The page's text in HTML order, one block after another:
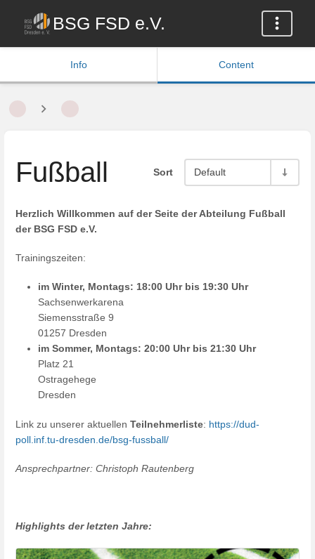
BSG FSD e.V.
Info Content
Fußball Sort Default
Herzlich Willkommen auf der Seite der Abteilung Fußball
der BSG FSD e.V.
Trainingszeiten:
im Winter, Montags: 18:00 Uhr bis 19:30 Uhr
Sachsenwerkarena
Siemensstraße 9
01257 Dresden
im Sommer, Montags: 20:00 Uhr bis 21:30 Uhr
Platz 21
Ostragehege
Dresden
Link zu unserer aktuellen Teilnehmerliste: https://dud-
poll.inf.tu-dresden.de/bsg-fussball/
Ansprechpartner: Christoph Rautenberg
Highlights der letzten Jahre: